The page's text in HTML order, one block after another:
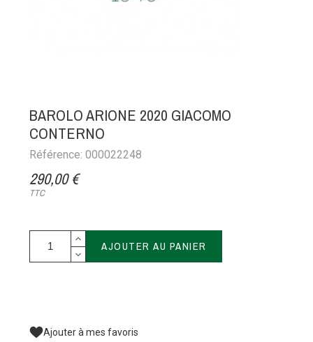
BAROLO ARIONE 2020 GIACOMO
CONTERNO
Référence: 000022248
290,00 €
TTC
AJOUTER AU PANIER
Ajouter à mes favoris